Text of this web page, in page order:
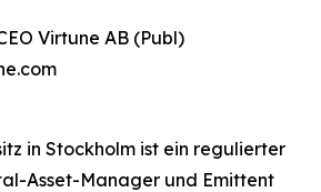
Virtune AB (Publ)
in Stockholm ist ein regulierter
Asset-Manager und Emittent